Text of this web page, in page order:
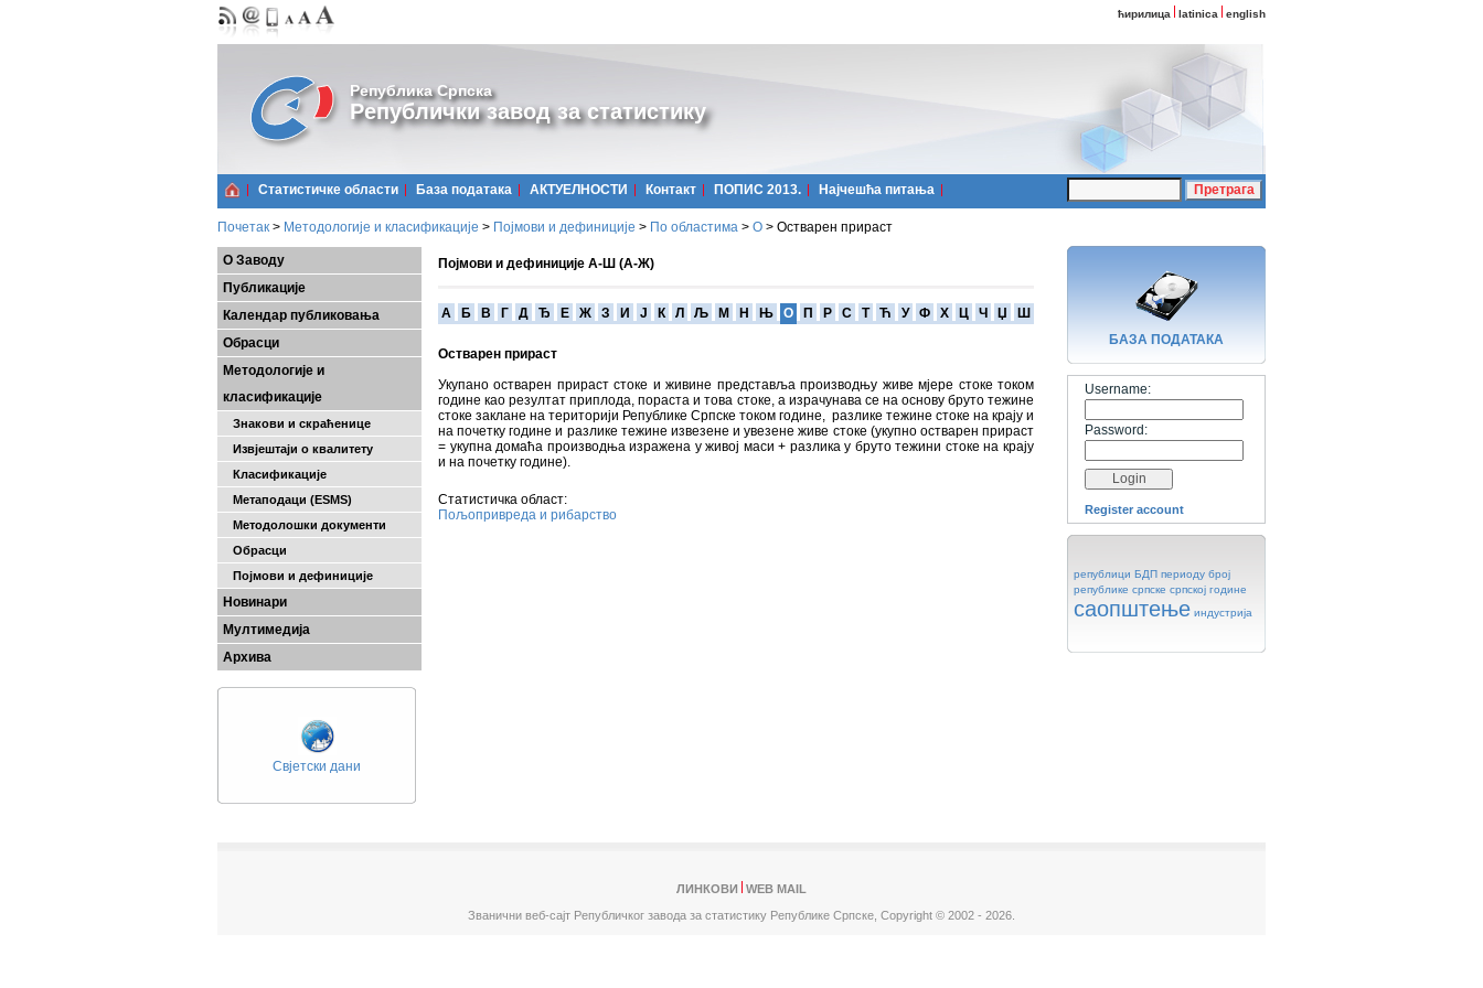
ћирилица latinica english
Република Српска
Републички завод за статистику
Статистичке области Базa података АКТУЕЛНОСТИ Контакт ПОПИС 2013. Најчешћa питања
Почетак > Методологије и класификације > Појмови и дефиниције > По областима > О > Остварен прираст
О Заводу
Публикације
Календар публиковања
Обрасци
Методологије и
класификације
Знакови и скраћенице
Извјештаји о квалитету
Класификације
Метаподаци (ESMS)
Методолошки документи
Обрасци
Појмови и дефиниције
Новинари
Мултимедија
Архива
Свјетски дани
Појмови и дефиниције А-Ш (А-Ж)
A Б В Г Д Ђ Е Ж З И Ј К Л Љ М Н Њ О П Р С Т Ћ У Ф Х Ц Ч Џ Ш
Остварен прираст
Укупано остварен прираст стоке и живине представља производњу живе мјере стоке током
године као резултат приплода, пораста и това стоке, а израчунава се на основу бруто тежине
стоке заклане на територији Републике Српске током године, разлике тежине стоке на крају и
на почетку године и разлике тежине извезене и увезене живе стоке (укупно остварен прираст
= укупна домаћа производња изражена у живој маси + разлика у бруто тежини стоке на крају
и на почетку године).
Статистичка област:
Пољопривреда и рибарство
БАЗA ПОДАТАКА
Username:
Password:
Register account
републици БДП периоду број
републике српске српској године
саопштење индустрија
ЛИНКОВИ
WEB MAIL
Званични веб-сајт Републичког завода за статистику Републике Српске, Copyright © 2002 - 2026.